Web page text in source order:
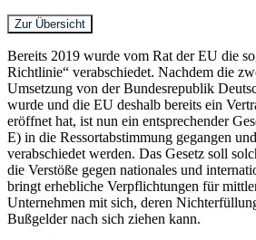
Zur Übersicht
Bereits 2019 wurde vom Rat der EU die
Richtlinie“ verabschiedet. Nachdem die
Umsetzung von der Bundesrepublik
wurde und die EU deshalb bereits ein
eröffnet hat, ist nun ein entsprechender
E) in die Ressortabstimmung gegangen
verabschiedet werden. Das Gesetz soll
die Verstöße gegen nationales und
bringt erhebliche Verpflichtungen für
Unternehmen mit sich, deren
Bußgelder nach sich ziehen kann.